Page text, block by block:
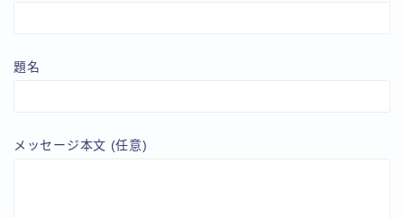
題名
メッセージ本文 (任意)